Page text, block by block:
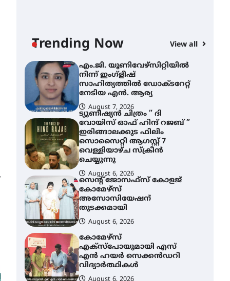
Trending Now View all
ശനിയാഴ്ച അവധി
എം.ജി. യൂണിവേഴ്‌സിറ്റിയിൽ
നിന്ന് ഇംഗ്ളീഷ്
സാഹിത്യത്തിൽ ഡോക്ടറേറ്റ്
നേടിയ എൻ. ആര്യ
August 7, 2026
ട്യുണീഷ്യൻ ചിത്രം ” ദി
വോയിസ് ഓഫ് ഹിന്ദ് റജബ് ”
ഇരിങ്ങാലക്കുട ഫിലിം
സൊസൈറ്റി ആഗസ്റ്റ് 7
വെള്ളിയാഴ്ച സ്‌ക്രീൻ
ചെയ്യുന്നു
August 6, 2026
സെന്റ് ജോസഫ്സ് കോളജ്
കോമേഴ്‌സ്
അസോസിയേഷന്
തുടക്കമായി
August 6, 2026
കോമേഴ്സ്
എക്സ്പോയുമായി എസ്
എൻ ഹയർ സെക്കൻഡറി
വിദ്യാർത്ഥികൾ
August 6, 2026